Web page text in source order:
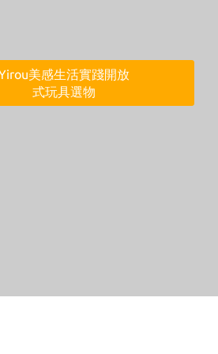
來丹丹老師特店逛逛